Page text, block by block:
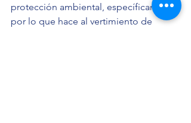
protección ambiental, específicamente
por lo que hace al vertimiento de